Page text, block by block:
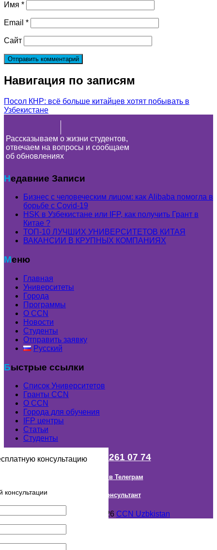
Имя *
Email *
Сайт
Навигация по записям
Посол КНР: всё больше китайцев хотят побывать в
Узбекистане
Рассказываем о жизни студентов,
отвечаем на вопросы и сообщаем
об обновлениях
Недавние Записи
Бизнес с человеческим лицом: как Alibaba помогла в
борьбе с Covid-19
HSK в Узбекистане или IFP, как получить Грант в
Китае ?
ТОП-10 ЛУЧШИХ УНИВЕРСИТЕТОВ КИТАЯ
ВАКАНСИИ В КРУПНЫХ КОМПАНИЯХ
Меню
Главная
Университеты
Города
Программы
О CCN
Новости
Студенты
Отправить заявку
Русский
Быстрые ссылки
Список Университетов
Гранты ССN
О ССN
Города для обучения
IFP центры
Статьи
Студенты
+998 (98) 261 07 74
Наш канал в Телеграм
Онлайн Консультант
Авторское право © 2018- 2026 CCN Uzbkistan
консультацию
консультации